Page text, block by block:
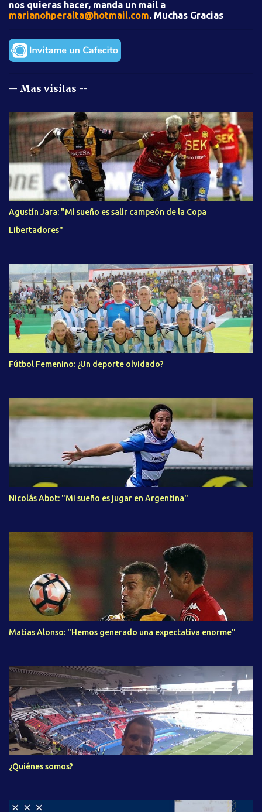
s
nos quieras hacer, manda un mail a
marianohperalta@hotmail.com. Muchas Gracias
-- Mas visitas --
Agustín Jara: "Mi sueño es salir campeón de la Copa
Libertadores"
Fútbol Femenino: ¿Un deporte olvidado?
Nicolás Abot: "Mi sueño es jugar en Argentina"
Matias Alonso: "Hemos generado una expectativa enorme"
¿Quiénes somos?